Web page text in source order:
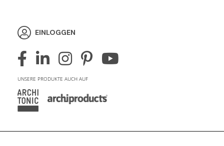
EINLOGGEN
UNSERE PRODUKTE AUCH AUF